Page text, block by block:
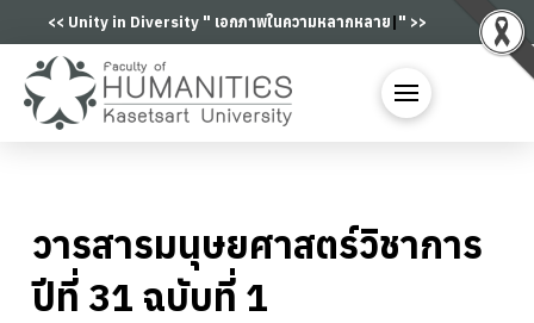
<< Unity in Diversity " เอกภาพในความหลากหล|" >>
วารสารมนุษยศาสตร์วิชาการ
ปีที่ 31 ฉบับที่ 1